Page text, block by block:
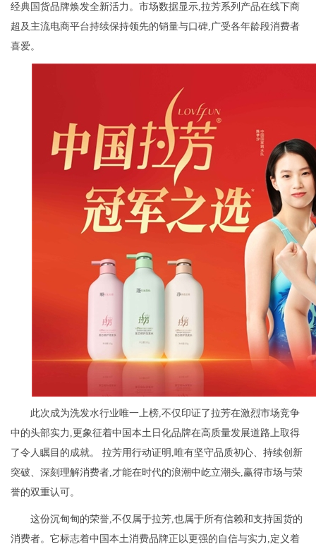
经典国货品牌焕发全新活力。市场数据显示,拉芳系列产品在线下商
超及主流电商平台持续保持领先的销量与口碑,广受各年龄段消费者
喜爱。
此次成为洗发水行业唯一上榜,不仅印证了拉芳在激烈市场竞争
中的头部实力,更象征着中国本土日化品牌在高质量发展道路上取得
了令人瞩目的成就。 拉芳用行动证明,唯有坚守品质初心、持续创新
突破、深刻理解消费者,才能在时代的浪潮中屹立潮头,赢得市场与荣
誉的双重认可。
这份沉甸甸的荣誉,不仅属于拉芳,也属于所有信赖和支持国货的
消费者。它标志着中国本土消费品牌正以更强的自信与实力,定义着